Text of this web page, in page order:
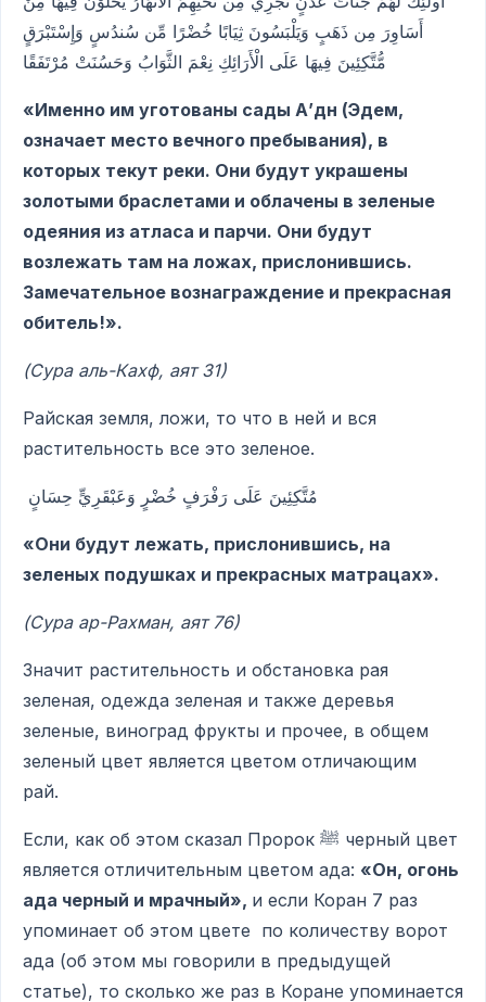
أَسَاوِرَ مِن ذَهَبٍ وَيَلْبَسُونَ ثِيَابًا خُضْرًا مِّن سُندُسٍ وَإِسْتَبْرَقٍ
مُّتَّكِئِينَ فِيهَا عَلَى الْأَرَائِكِ نِعْمَ الثَّوَابُ وَحَسُنَتْ مُرْتَفَقًا
«Именно им уготованы сады А’дн (Эдем,
означает место вечного пребывания), в
которых текут реки. Они будут украшены
золотыми браслетами и облачены в зеленые
одеяния из атласа и парчи. Они будут
возлежать там на ложах, прислонившись.
Замечательное вознаграждение и прекрасная
обитель!».
(Сура аль-Кахф, аят 31)
Райская земля, ложи, то что в ней и вся
растительность все это зеленое.
مُتَّكِئِينَ عَلَى رَفْرَفٍ خُضْرٍ وَعَبْقَرِيٍّ حِسَانٍ
«Они будут лежать, прислонившись, на
зеленых подушках и прекрасных матрацах».
(Сура ар-Рахман, аят 76)
Значит растительность и обстановка рая
зеленая, одежда зеленая и также деревья
зеленые, виноград фрукты и прочее, в общем
зеленый цвет является цветом отличающим
рай.
Если, как об этом сказал Пророк ﷺ черный цвет
является отличительным цветом ада: «Он, огонь
ада черный и мрачный», и если Коран 7 раз
упоминает об этом цвете по количеству ворот
ада (об этом мы говорили в предыдущей
статье), то сколько же раз в Коране упоминается